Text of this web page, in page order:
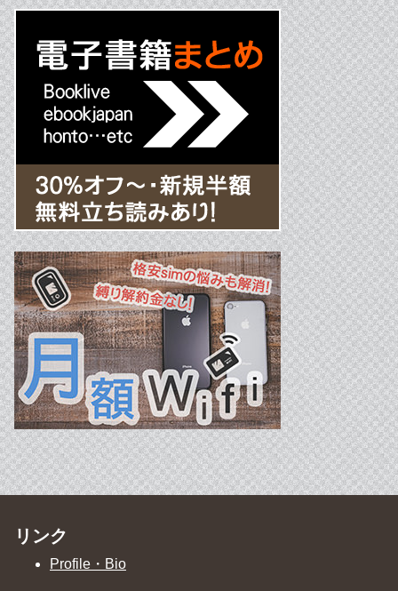
リンク
Profile・Bio